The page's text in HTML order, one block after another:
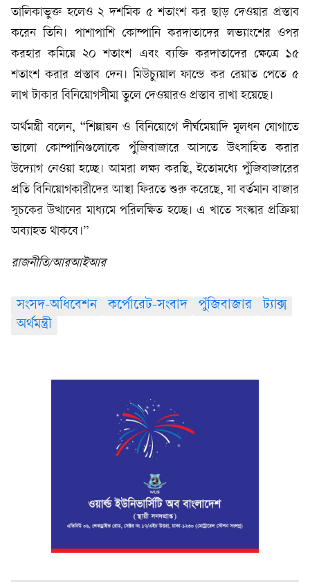
তালিকাভুক্ত হলেও ২ দশমিক ৫ শতাংশ কর ছাড় দেওয়ার প্রস্তাব
করেন তিনি। পাশাপাশি কোম্পানি করদাতাদের লভ্যাংশের ওপর
করহার কমিয়ে ২০ শতাংশ এবং ব্যক্তি করদাতাদের ক্ষেত্রে ১৫
শতাংশ করার প্রস্তাব দেন। মিউচ্যুয়াল ফান্ডে কর রেয়াত পেতে ৫
লাখ টাকার বিনিয়োগসীমা তুলে দেওয়ারও প্রস্তাব রাখা হয়েছে।
অর্থমন্ত্রী বলেন, “শিল্পায়ন ও বিনিয়োগে দীর্ঘমেয়াদি মূলধন যোগাতে
ভালো কোম্পানিগুলোকে পুঁজিবাজারে আসতে উৎসাহিত করার
উদ্যোগ নেওয়া হচ্ছে। আমরা লক্ষ্য করছি, ইতোমধ্যে পুঁজিবাজারের
প্রতি বিনিয়োগকারীদের আস্থা ফিরতে শুরু করেছে, যা বর্তমান বাজার
সূচকের উত্থানের মাধ্যমে পরিলক্ষিত হচ্ছে। এ খাতে সংস্কার প্রক্রিয়া
অব্যাহত থাকবে।”
রাজনীতি/আরআইআর
সংসদ-অধিবেশন কর্পোরেট-সংবাদ পুঁজিবাজার
ট্যাক্স
অর্থমন্ত্রী